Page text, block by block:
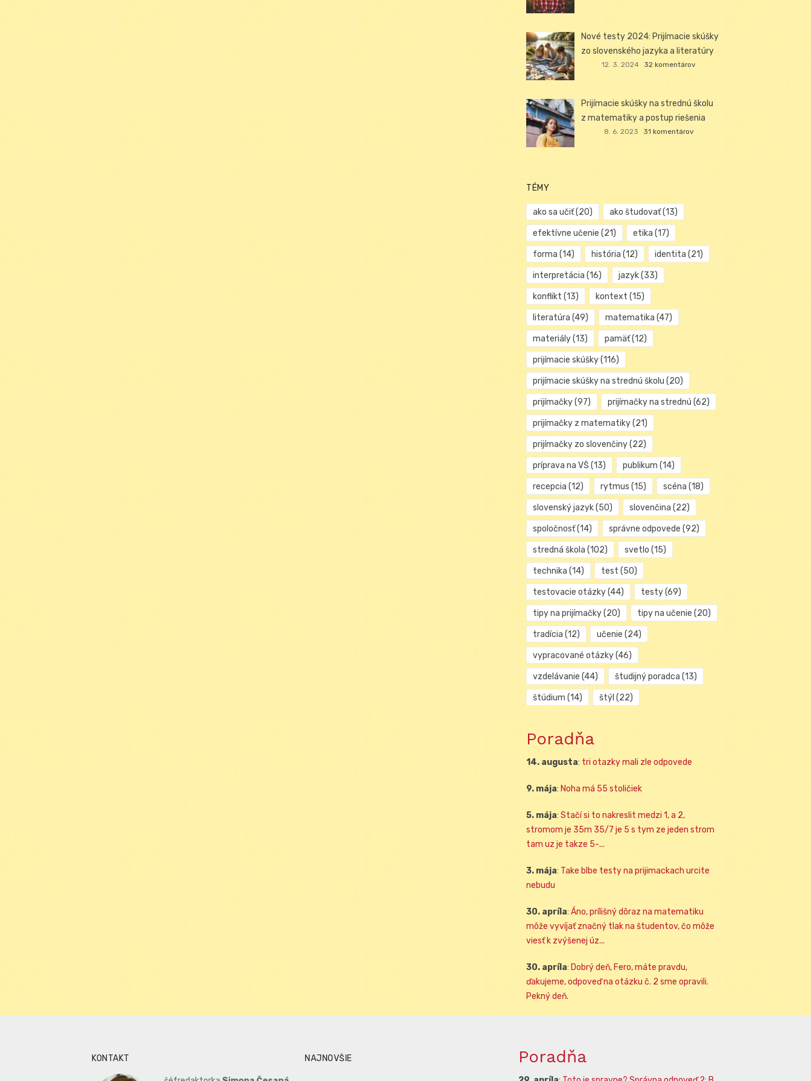
Nové testy 2024: Prijímacie skúšky
zo slovenského jazyka a literatúry
12. 3. 2024 32 komentárov
Prijímacie skúšky na strednú školu
z matematiky a postup riešenia
8. 6. 2023 31 komentárov
TÉMY
ako sa učiť(20) ako študovať(13)
efektívne učenie (21) etika (17)
forma (14) história (12) identita (21)
interpretácia (16) jazyk(33)
konflikt (13) kontext (15)
literatúra (49) matematika (47)
materiály(13) pamäť(12)
prijímacie skúšky(116)
prijímacie skúšky na strednú školu (20)
prijímačky(97) prijímačky na strednú (62)
prijímačky z matematiky(21)
prijímačky zo slovenčiny(22)
príprava na VŠ (13) publikum (14)
recepcia (12) rytmus (15) scéna (18)
slovenský jazyk(50) slovenčina (22)
spoločnosť(14) správne odpovede (92)
stredná škola (102) svetlo (15)
technika (14) test (50)
testovacie otázky(44) testy(69)
tipy na prijímačky(20) tipy na učenie (20)
tradícia (12) učenie (24)
vypracované otázky(46)
vzdelávanie (44) študijný poradca (13)
štúdium (14) štýl (22)
Poradňa
14. augusta: tri otazky mali zle odpovede
9. mája: Noha má 55 stoličiek
5. mája: Stačí si to nakreslit medzi 1, a 2,
stromom je 35m 35/7 je 5 s tym ze jeden strom
tam uz je takze 5-...
3. mája: Take blbe testy na prijimackach urcite
nebudu
30. apríla: Áno, prílišný dôraz na matematiku
môže vyvíjať značný tlak na študentov, čo môže
viesť k zvýšenej úz...
30. apríla: Dobrý deň, Fero, máte pravdu,
ďakujeme, odpoveď na otázku č. 2 sme opravili.
Pekný deň.
KONTAKT NAJNOVŠIE Poradňa